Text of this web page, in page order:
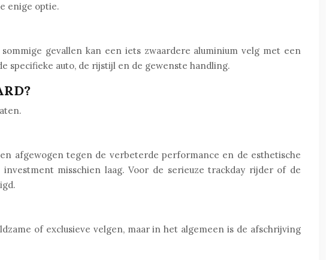
enige optie.
gevallen kan een iets zwaardere aluminium velg met een
specifieke auto, de rijstijl en de gewenste handling.
afgewogen tegen de verbeterde performance en de esthetische
misschien laag. Voor de serieuze trackday rijder of de
of exclusieve velgen, maar in het algemeen is de afschrijving